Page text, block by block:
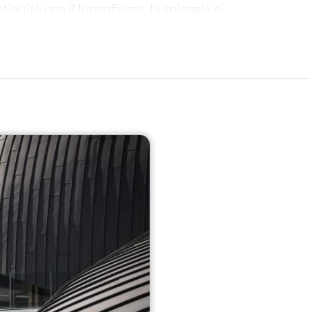
espressivo, in grado di contenere
con spazi modulabili da pareti
spazi flessibili con la possibilità di
di accogliere fino a 950 persone.
liriche.
d’arte moderna avveniristica che